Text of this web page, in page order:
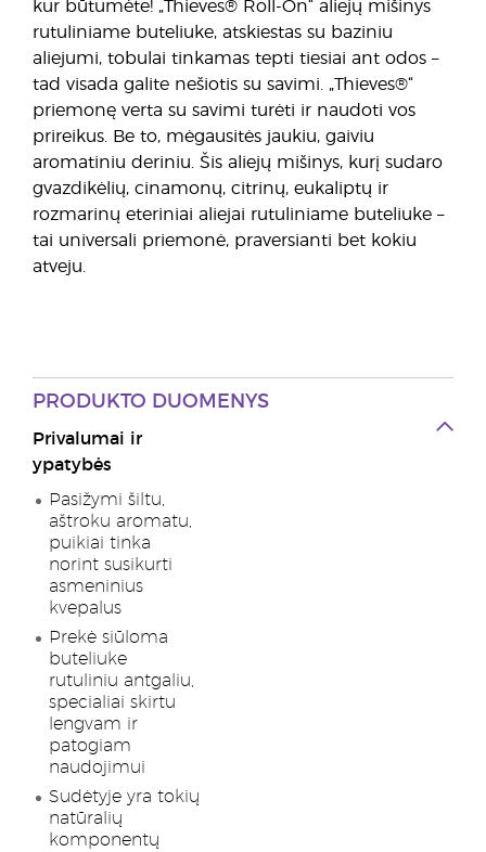
kur būtumėte! „Thieves® Roll-On“ aliejų mišinys
rutuliniame buteliuke, atskiestas su baziniu
aliejumi, tobulai tinkamas tepti tiesiai ant odos –
tad visada galite nešiotis su savimi. „Thieves®“
priemonę verta su savimi turėti ir naudoti vos
prireikus. Be to, mėgausitės jaukiu, gaiviu
aromatiniu deriniu. Šis aliejų mišinys, kurį sudaro
gvazdikėlių, cinamonų, citrinų, eukaliptų ir
rozmarinų eteriniai aliejai rutuliniame buteliuke –
tai universali priemonė, praversianti bet kokiu
atveju.
PRODUKTO DUOMENYS
Privalumai ir
ypatybės
Pasižymi šiltu,
aštroku aromatu,
puikiai tinka
norint susikurti
asmeninius
kvepalus
Prekė siūloma
buteliuke
rutuliniu antgaliu,
specialiai skirtu
lengvam ir
patogiam
naudojimui
Sudėtyje yra tokių
natūralių
komponentų